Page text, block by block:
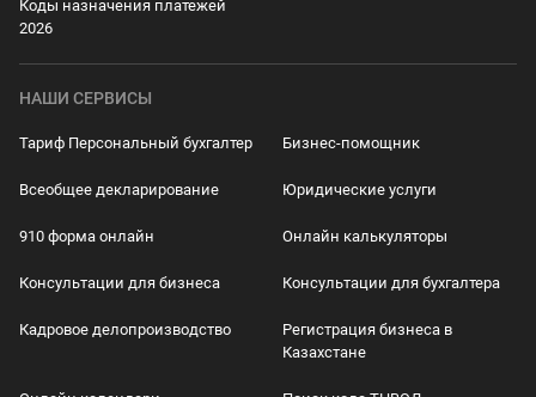
Коды назначения платежей
2026
НАШИ СЕРВИСЫ
Тариф Персональный бухгалтер Бизнес-помощник
Всеобщее декларирование Юридические услуги
910 форма онлайн Онлайн калькуляторы
Консультации для бизнеса Консультации для бухгалтера
Кадровое делопроизводство
Регистрация бизнеса в
Казахстане